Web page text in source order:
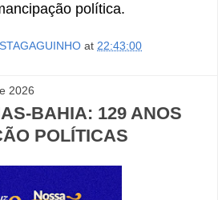
política.
at 22:43:00
2026
BAHIA: 129 ANOS
POLÍTICAS